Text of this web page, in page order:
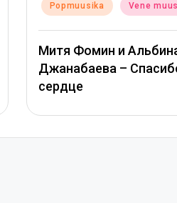
Posted
in
Popmuusika
Вера Брежнева
моя